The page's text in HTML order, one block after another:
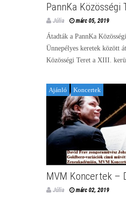
PannKa Közösségi
Júlia márc 05, 2019
Átadták a PannKa
Ünnepélyes keretek között
Közösségi Teret a XIII.
Ajánló Koncertek
MVM Koncertek –
Júlia márc 02, 2019